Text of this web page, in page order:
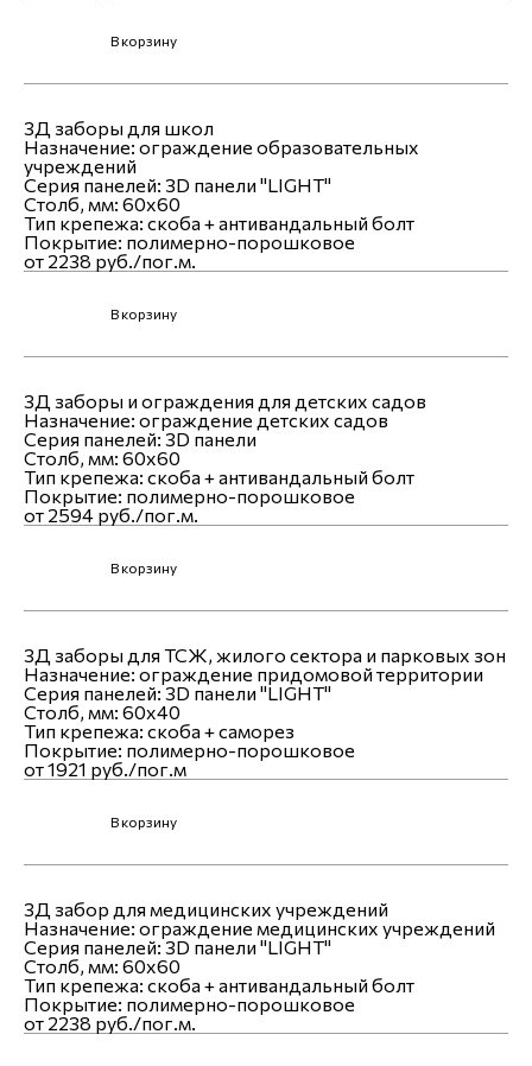
В корзину
3Д заборы для школ
Назначение: ограждение образовательных
учреждений
Серия панелей: ЗD панели "LIGHT"
Столб, мм: 60х60
Тип крепежа: скоба + антивандальный болт
Покрытие: полимерно-порошковое
от 2238 руб./пог.м.
В корзину
3Д заборы и ограждения для детских садов
Назначение: ограждение детских садов
Серия панелей: 3D панели
Столб, мм: 60х60
Тип крепежа: скоба + антивандальный болт
Покрытие: полимерно-порошковое
от 2594 руб./пог.м.
В корзину
3Д заборы для ТСЖ, жилого сектора и парковых зон
Назначение: ограждение придомовой территории
Серия панелей: 3D панели "LIGHT"
Столб, мм: 60х40
Тип крепежа: скоба + саморез
Покрытие: полимерно-порошковое
от 1921 руб./пог.м
В корзину
3Д забор для медицинских учреждений
Назначение: ограждение медицинских учреждений
Серия панелей: 3D панели "LIGHT"
Столб, мм: 60х60
Тип крепежа: скоба + антивандальный болт
Покрытие: полимерно-порошковое
от 2238 руб./пог.м.